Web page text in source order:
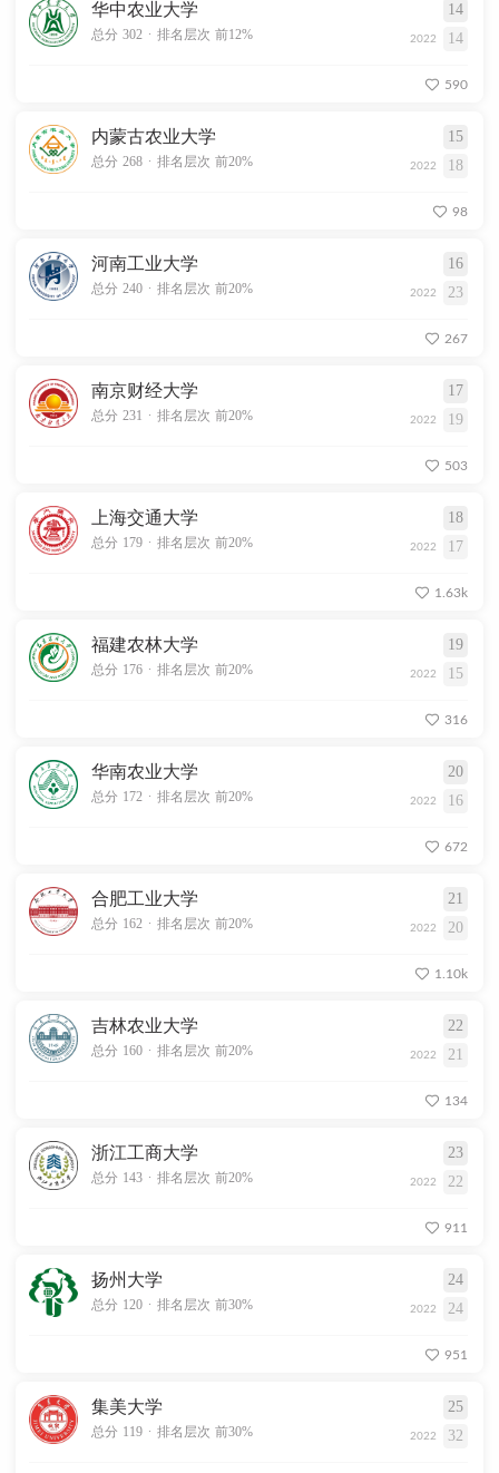
华中农业大学 14
总分 302 . 排名层次 前12% 2022 14
590
内蒙古农业大学 15
总分 268 . 排名层次 前20% 2022 18
98
河南工业大学 16
总分 240 . 排名层次 前20% 2022 23
267
南京财经大学 17
总分 231 . 排名层次 前20% 2022 19
503
上海交通大学 18
总分 179 . 排名层次 前20% 2022 17
1.63k
福建农林大学 19
总分 176 . 排名层次 前20% 2022 15
316
华南农业大学 20
总分 172 . 排名层次 前20% 2022 16
672
合肥工业大学 21
总分 162 . 排名层次 前20% 2022 20
1.10k
吉林农业大学 22
总分 160 . 排名层次 前20% 2022 21
134
浙江工商大学 23
总分 143 . 排名层次 前20% 2022 22
911
扬州大学 24
总分 120 . 排名层次 前30% 2022 24
951
集美大学 25
总分 119 . 排名层次 前30% 2022 32